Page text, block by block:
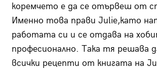
коремчето е да се отървеш от
Именно това прави Julie,като
работата си и се отдава на
професионално. Така тя решава
всички рецепти от книгата на